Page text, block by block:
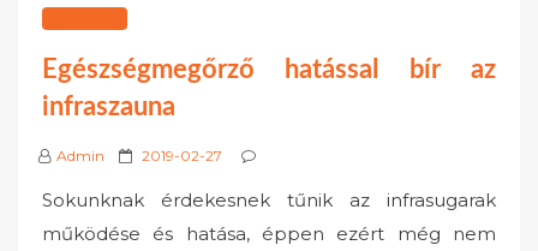
Egészségmegőrző hatással bír az
infraszauna
Admin
P
s
t
2019-02-27
Sokunknak érdekesnek tűnik az infrasugarak
működése és hatása, éppen ezért még nem